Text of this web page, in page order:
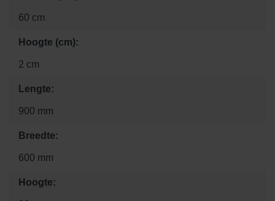
60 cm
Hoogte (cm):
2 cm
Lengte:
900 mm
Breedte:
600 mm
Hoogte: